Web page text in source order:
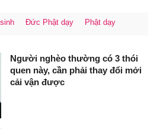
Đức Phật dạy Phật dạy
Người nghèo thường có 3 thói
quen này, cần phải thay đổi mởi
cải vận được